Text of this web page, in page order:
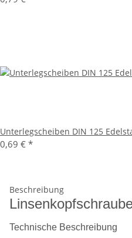
Unterlegscheiben DIN 125
0,69 € *
Beschreibung
Technische Beschreibung